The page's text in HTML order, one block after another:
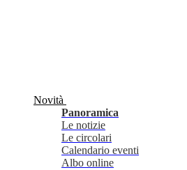
Novità
Panoramica
Le notizie
Le circolari
Calendario eventi
Albo online